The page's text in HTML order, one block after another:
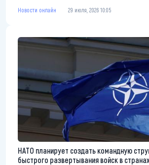
Новости онлайн 29 июля, 2026 10:05
НАТО планирует создать командную
быстрого развертывания войск в